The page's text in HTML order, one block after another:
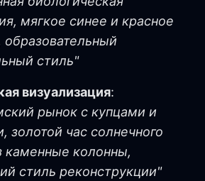
мягкое синее и красное
стиль"
визуализация:
рынок с купцами и
золотой час солнечного
каменные колонны,
стиль реконструкции"